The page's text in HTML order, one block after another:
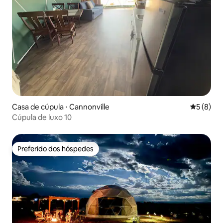
Casa de cúpula ⋅ Cannonville 5 de
5 (8)
Cúpula de luxo 10
Preferido dos hóspedes
Preferido dos hóspedes